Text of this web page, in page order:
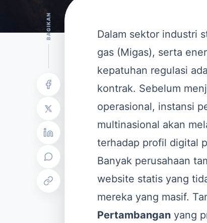
BAGIKAN
Dalam sektor industri
gas (Migas), serta
kepatuhan regulasi
kontrak. Sebelum
operasional, instansi
multinasional akan
terhadap profil digital
Banyak perusahaan
website statis yang
mereka yang masif.
Pertambangan yang